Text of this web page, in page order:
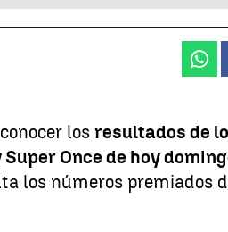
losresultados de
Once de hoy
los números premiados